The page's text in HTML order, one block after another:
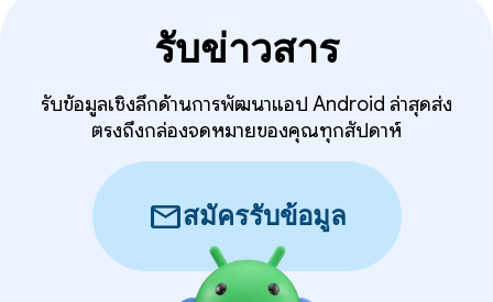
รับข่าวสาร
รับข้อมูลเชิงลึกด้านการพัฒนาแอป Android ล่าสุดส่ง
ตรงถึงกล่องจดหมายของคุณทุกสัปดาห์
mailสมัครรับข้อมูล